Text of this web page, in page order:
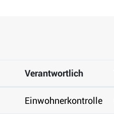
Verantwortlich
Einwohnerkontrolle